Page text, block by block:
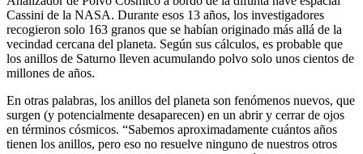
Cassini de la NASA. Durante esos 13 años, los investigadores
recogieron solo 163 granos que se habían originado más allá de la
vecindad cercana del planeta. Según sus cálculos, es probable que
los anillos de Saturno lleven acumulando polvo solo unos cientos de
millones de años.
En otras palabras, los anillos del planeta son fenómenos nuevos, que
surgen (y potencialmente desaparecen) en un abrir y cerrar de ojos
en términos cósmicos. “Sabemos aproximadamente cuántos años
tienen los anillos, pero eso no resuelve ninguno de nuestros otros